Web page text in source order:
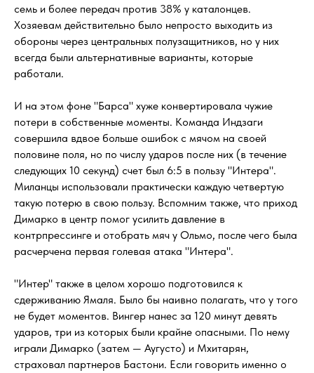
семь и более передач против 38% у каталонцев.
Хозяевам действительно было непросто выходить из
обороны через центральных полузащитников, но у них
всегда были альтернативные варианты, которые
работали.
И на этом фоне "Барса" хуже конвертировала чужие
потери в собственные моменты. Команда Индзаги
совершила вдвое больше ошибок с мячом на своей
половине поля, но по числу ударов после них (в течение
следующих 10 секунд) счет был 6:5 в пользу "Интера".
Миланцы использовали практически каждую четвертую
такую потерю в свою пользу. Вспомним также, что приход
Димарко в центр помог усилить давление в
контрпрессинге и отобрать мяч у Ольмо, после чего была
расчерчена первая голевая атака "Интера".
"Интер" также в целом хорошо подготовился к
сдерживанию Ямаля. Было бы наивно полагать, что у того
не будет моментов. Вингер нанес за 120 минут девять
ударов, три из которых были крайне опасными. По нему
играли Димарко (затем — Аугусто) и Мхитарян,
страховал партнеров Бастони. Если говорить именно о